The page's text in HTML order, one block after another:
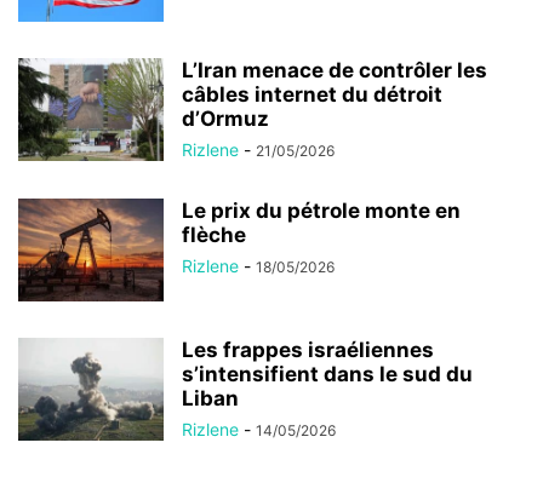
L’Iran menace de contrôler les
câbles internet du détroit
d’Ormuz
Rizlene - 21/05/2026
Le prix du pétrole monte en
flèche
Rizlene - 18/05/2026
Les frappes israéliennes
s’intensifient dans le sud du
Liban
Rizlene - 14/05/2026